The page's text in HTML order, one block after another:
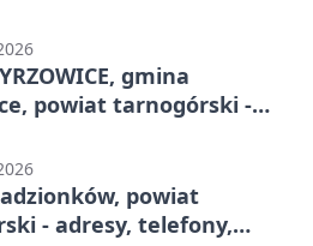
gmina
powiat tarnogórski -
powiat
- adresy, telefony,